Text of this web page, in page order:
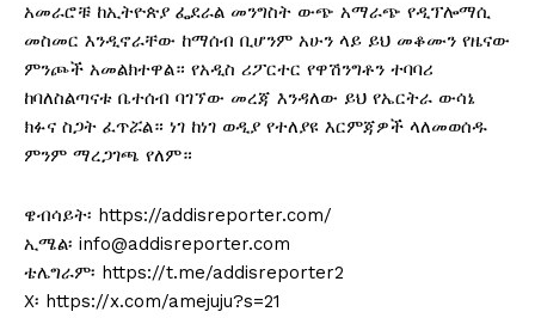
አመራሮቹ ከኢትዮጵያ ፌደራል መንግስት ውጭ አማራጭ የዲፕሎማሲ
መስመር እንዲኖራቸው ከማሰብ ቢሆንም አሁን ላይ ይህ መቆሙን የዜናው
ምንጮች አመልክተዋል። የአዲስ ሪፖርተር የዋሽንግቶን ተባባሪ
ከባለስልጣናቱ ቤተሰብ ባገኘው መረጃ እንዳለው ይህ የኤርትራ ውሳኔ
ክፉና ስጋት ፈጥሯል። ነገ ከነገ ወዲያ የተለያዩ እርምጃዎች ላለመወሰዱ
ምንም ማረጋገጫ የለም።
ዌብሳይት፡ https://addisreporter.com/
ኢሜል፡ info@addisreporter.com
ቴሌግራም፡ https://t.me/addisreporter2
X፡ https://x.com/amejuju?s=21